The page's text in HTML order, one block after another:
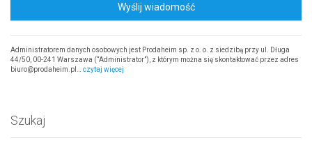
Wyślij wiadomość
Administratorem danych osobowych jest Prodaheim sp. z o. o. z siedzibą przy ul. Długa
44/50, 00-241 Warszawa (“Administrator”), z którym można się skontaktować przez adres
biuro@prodaheim.pl… czytaj więcej
Szukaj